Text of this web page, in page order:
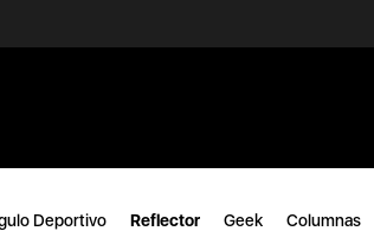
Deportivo Reflector Geek Columnas